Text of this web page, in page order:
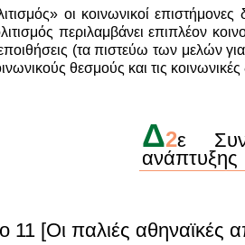
οι κοινωνικοί
περιλαμβάνει επιπλέον
(τα πιστεύω των μελών
θεσμούς και τις
Δ2ε
ανάπτυξης
11 [Οι παλιές αθηναϊκές